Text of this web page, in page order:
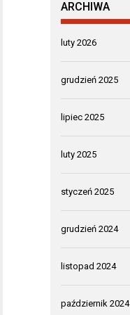
ARCHIWA
luty 2026
grudzień 2025
lipiec 2025
luty 2025
styczeń 2025
grudzień 2024
listopad 2024
październik 2024